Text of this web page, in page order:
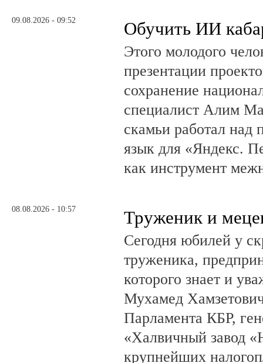
09.08.2026 - 09:52 Обучить ИИ
Этого молодого
презентации
сохранение
специалист Алим
скамьи работал над
язык для «Яндекс.
как инструмент
08.08.2026 - 10:57 Труженик и
Сегодня юбилей у
труженика,
которого знает и
Мухамед
Парламента КБР,
«Халвичный завод
крупнейших